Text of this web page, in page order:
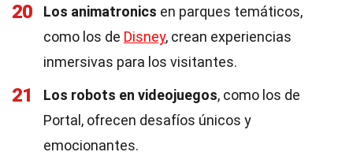
20 Los animatronics en parques temáticos,
como los de Disney, crean experiencias
inmersivas para los visitantes.
21 Los robots en videojuegos, como los de
Portal, ofrecen desafíos únicos y
emocionantes.